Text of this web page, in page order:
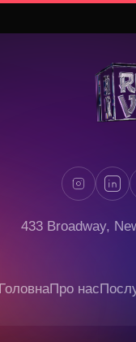
433 Broadway,
ГоловнаПро нас